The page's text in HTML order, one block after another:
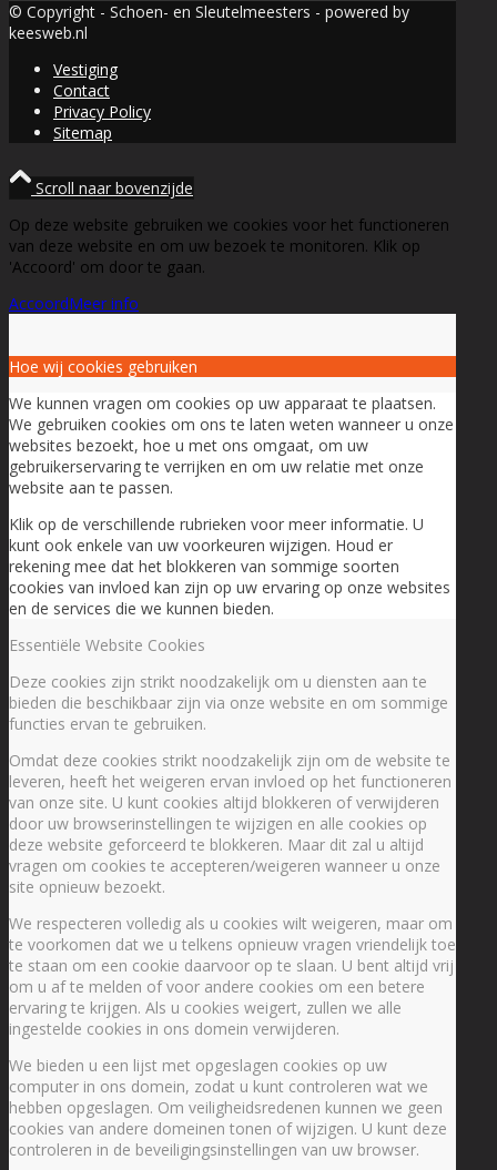
© Copyright - Schoen- en Sleutelmeesters - powered by
keesweb.nl
Vestiging
Contact
Privacy Policy
Sitemap
Scroll naar bovenzijde
Op deze website gebruiken we cookies voor het functioneren
van deze website en om uw bezoek te monitoren. Klik op
'Accoord' om door te gaan.
AccoordMeer info
Hoe wij cookies gebruiken
We kunnen vragen om cookies op uw apparaat te plaatsen.
We gebruiken cookies om ons te laten weten wanneer u onze
websites bezoekt, hoe u met ons omgaat, om uw
gebruikerservaring te verrijken en om uw relatie met onze
website aan te passen.
Klik op de verschillende rubrieken voor meer informatie. U
kunt ook enkele van uw voorkeuren wijzigen. Houd er
rekening mee dat het blokkeren van sommige soorten
cookies van invloed kan zijn op uw ervaring op onze websites
en de services die we kunnen bieden.
Essentiële Website Cookies
Deze cookies zijn strikt noodzakelijk om u diensten aan te
bieden die beschikbaar zijn via onze website en om sommige
functies ervan te gebruiken.
Omdat deze cookies strikt noodzakelijk zijn om de website te
leveren, heeft het weigeren ervan invloed op het functioneren
van onze site. U kunt cookies altijd blokkeren of verwijderen
door uw browserinstellingen te wijzigen en alle cookies op
deze website geforceerd te blokkeren. Maar dit zal u altijd
vragen om cookies te accepteren/weigeren wanneer u onze
site opnieuw bezoekt.
We respecteren volledig als u cookies wilt weigeren, maar om
te voorkomen dat we u telkens opnieuw vragen vriendelijk toe
te staan om een cookie daarvoor op te slaan. U bent altijd vrij
om u af te melden of voor andere cookies om een betere
ervaring te krijgen. Als u cookies weigert, zullen we alle
ingestelde cookies in ons domein verwijderen.
We bieden u een lijst met opgeslagen cookies op uw
computer in ons domein, zodat u kunt controleren wat we
hebben opgeslagen. Om veiligheidsredenen kunnen we geen
cookies van andere domeinen tonen of wijzigen. U kunt deze
controleren in de beveiligingsinstellingen van uw browser.